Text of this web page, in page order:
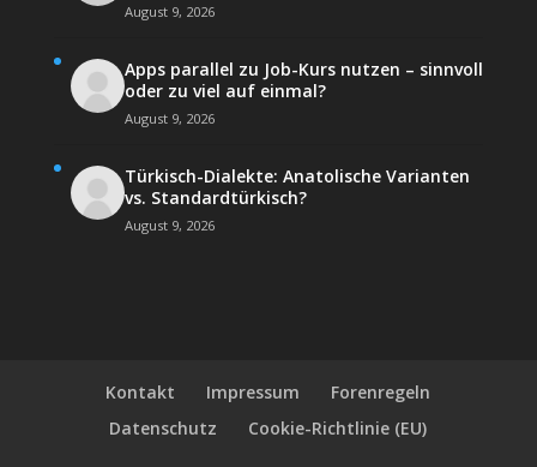
August 9, 2026
Apps parallel zu Job-Kurs nutzen – sinnvoll
oder zu viel auf einmal?
August 9, 2026
Türkisch-Dialekte: Anatolische Varianten
vs. Standardtürkisch?
August 9, 2026
Kontakt Impressum
Forenregeln
Datenschutz
Cookie-Richtlinie (EU)